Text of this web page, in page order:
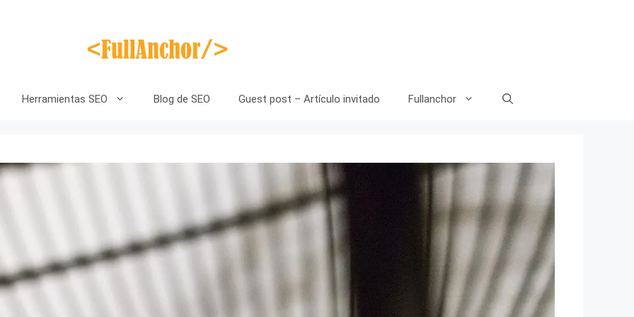
Herramientas SEO Blog de SEO Guest post – Artículo invitado Fullanchor